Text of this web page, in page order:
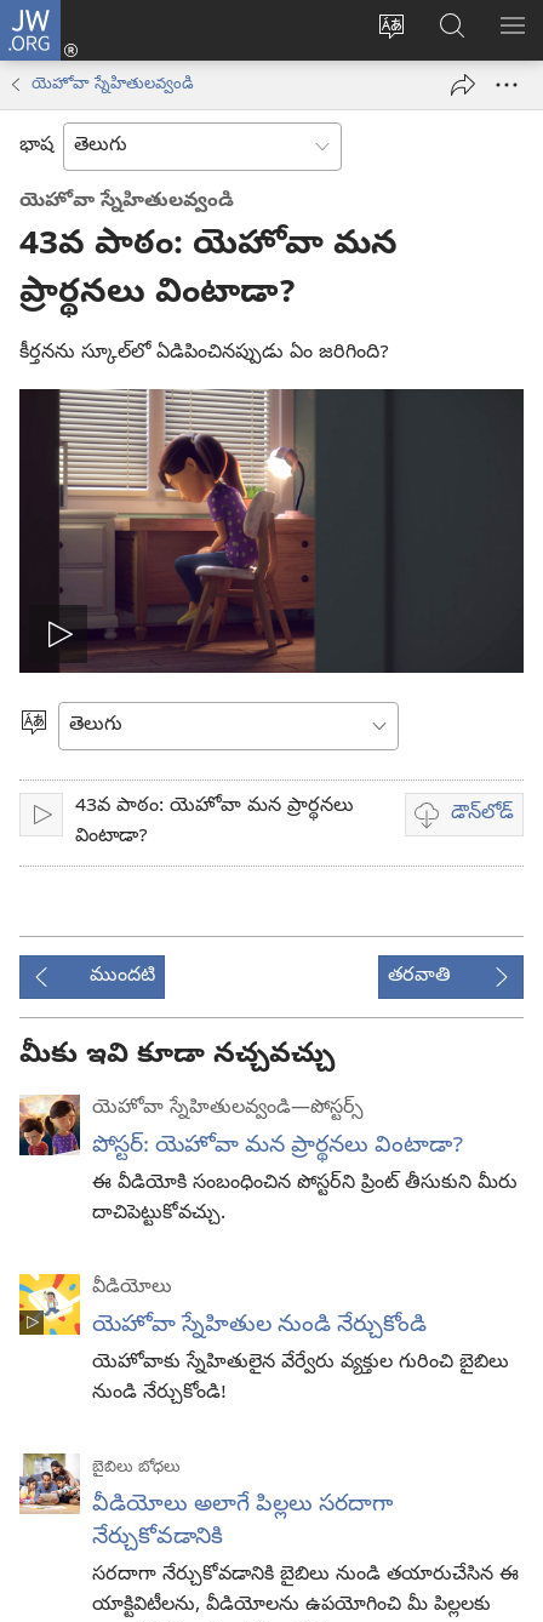
JW.ORG
సైట్
మార్చండి
లాగిన్
(కొత్త
ఓపెన్‌
JW.ORGలో
వెదకండి
యెహోవా స్నేహితులవ్వండి
భాష
యెహోవా స్నేహితులవ్వండి
43వ పాఠం: యెహోవా మన
ప్రార్థనలు వింటాడా?
కీర్తనను స్కూల్‌లో ఏడిపించినప్పుడు ఏం జరిగింది?
వీడియో
ప్లే
చేయి
భాష
ఎంచుకోండి
ప్లే
43వ పాఠం: యెహోవా మన ప్రార్థనలు
వింటాడా?
డౌన్‌లోడ్‌
వీడియో
డౌన్‌లోడ్‌
ముందటి తరవాతి
మీకు ఇవి కూడా నచ్చవచ్చు
యెహోవా స్నేహితులవ్వండి—పోస్టర్స్‌
పోస్టర్‌: యెహోవా మన ప్రార్థనలు వింటాడా?
ఈ వీడియోకి సంబంధించిన పోస్టర్‌ని ప్రింట్‌ తీసుకుని మీరు
దాచిపెట్టుకోవచ్చు.
వీడియోలు
యెహోవా స్నేహితుల నుండి నేర్చుకోండి
యెహోవాకు స్నేహితులైన వేర్వేరు వ్యక్తుల గురించి బైబిలు
నుండి నేర్చుకోండి!
బైబిలు బోధలు
వీడియోలు అలాగే పిల్లలు సరదాగా
నేర్చుకోవడానికి
సరదాగా నేర్చుకోవడానికి బైబిలు నుండి తయారుచేసిన ఈ
యాక్టివిటీలను, వీడియోలను ఉపయోగించి మీ పిల్లలకు